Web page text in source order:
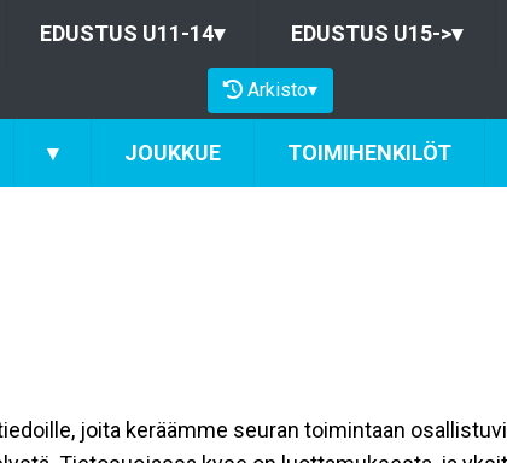
EDUSTUS U11-14▾ EDUSTUS U15->▾
Arkisto▾
▾ JOUKKUE TOIMIHENKILÖT
joita keräämme seuran toimintaan